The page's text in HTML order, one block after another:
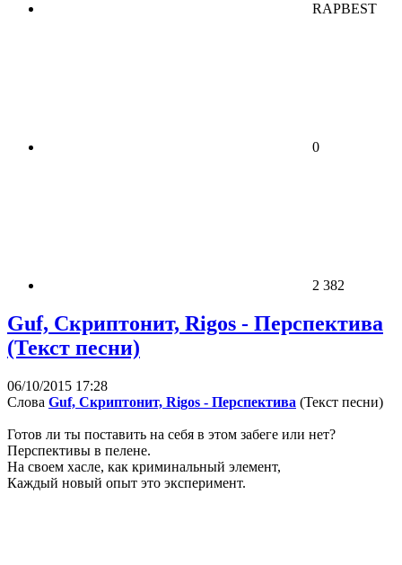
RAPBEST
0
2 382
Guf, Скриптонит, Rigos - Перспектива
(Текст песни)
06/10/2015 17:28
Слова Guf, Скриптонит, Rigos - Перспектива (Текст песни)
Готов ли ты поставить на себя в этом забеге или нет?
Перспективы в пелене.
На своем хасле, как криминальный элемент,
Каждый новый опыт это эксперимент.